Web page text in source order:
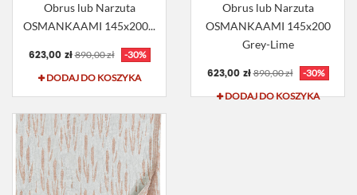
Obrus lub Narzuta
OSMANKAAMI 145x200...
623,00 zł 890,00 zł
-30%
DODAJ DO KOSZYKA
Obrus lub Narzuta
OSMANKAAMI 145x200
Grey-Lime
623,00 zł 890,00 zł
-30%
DODAJ DO KOSZYKA